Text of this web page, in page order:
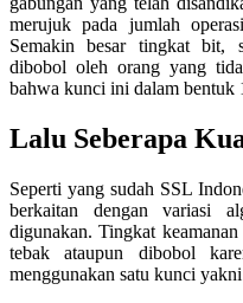
merujuk pada jumlah
Semakin besar tingkat bit,
dibobol oleh orang yang
bahwa kunci ini dalam bentuk
Lalu Seberapa
Seperti yang sudah SSL
berkaitan dengan variasi
digunakan. Tingkat
tebak ataupun dibobol
menggunakan satu kunci